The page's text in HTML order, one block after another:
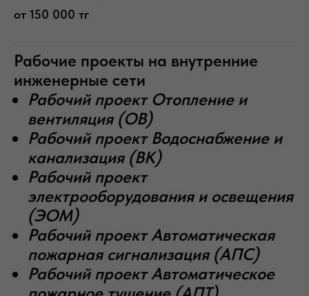
от 150 000 тг
Рабочие проекты на внутренние
инженерные сети
Рабочий проект Отопление и
вентиляция (ОВ)
Рабочий проект Водоснабжение и
канализация (ВК)
Рабочий проект
электрооборудования и освещения
(ЭОМ)
Рабочий проект Автоматическая
пожарная сигнализация (АПС)
Рабочий проект Автоматическое